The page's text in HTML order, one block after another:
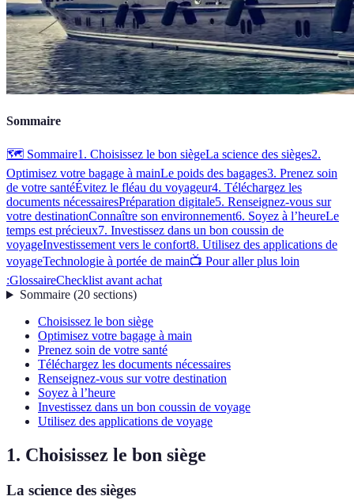
Sommaire
🗺️ Sommaire1. Choisissez le bon siègeLa science des sièges2.
Optimisez votre bagage à mainLe poids des bagages3. Prenez soin
de votre santéÉvitez le fléau du voyageur4. Téléchargez les
documents nécessairesPréparation digitale5. Renseignez-vous sur
votre destinationConnaître son environnement6. Soyez à l’heureLe
temps est précieux7. Investissez dans un bon coussin de
voyageInvestissement vers le confort8. Utilisez des applications de
voyageTechnologie à portée de main📺 Pour aller plus loin
:GlossaireChecklist avant achat
Sommaire(20 sections)
Choisissez le bon siège
Optimisez votre bagage à main
Prenez soin de votre santé
Téléchargez les documents nécessaires
Renseignez-vous sur votre destination
Soyez à l’heure
Investissez dans un bon coussin de voyage
Utilisez des applications de voyage
1. Choisissez le bon siège
La science des sièges